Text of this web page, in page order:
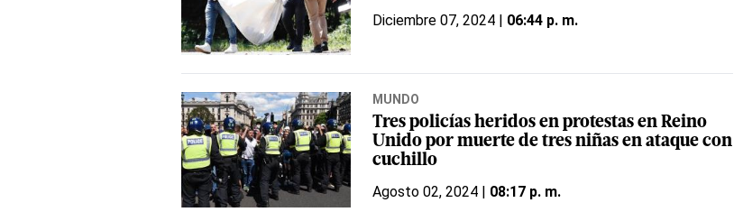
Diciembre 07, 2024 | 06:44 p. m.
MUNDO
Tres policías heridos en protestas en Reino
Unido por muerte de tres niñas en ataque con
cuchillo
Agosto 02, 2024 | 08:17 p. m.